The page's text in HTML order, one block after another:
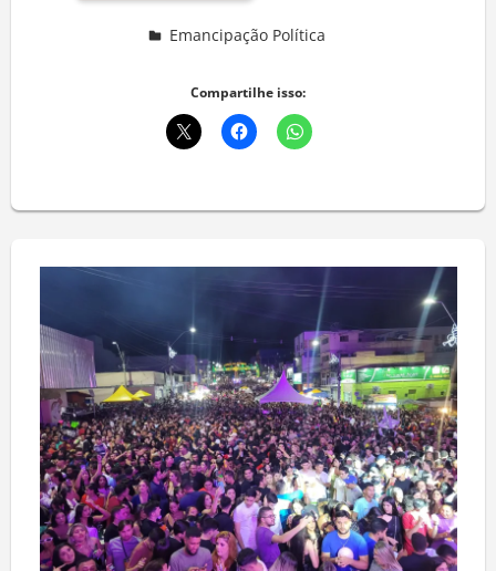
Emancipação Política
Compartilhe isso: